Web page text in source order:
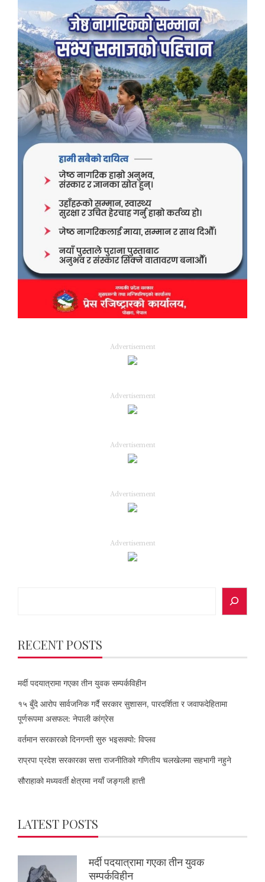
Advertisement
Advertisement
Advertisement
Advertisement
Advertisement
RECENT POSTS
मर्दी पदयात्रामा गएका तीन युवक सम्पर्कविहीन
१५ बुँदे आरोप सार्वजनिक गर्दै सरकार सुशासन, पारदर्शिता र जवाफदेहितामा
पूर्णरूपमा असफल: नेपाली कांग्रेस
वर्तमान सरकारको दिनगन्ती सुरु भइसक्यो: विप्लव
राप्रपा प्रदेश सरकारका सत्ता राजनीतिको गणितीय चलखेलमा सहभागी नहुने
सौराहाको मध्यवर्ती क्षेत्रमा नयाँ जङ्गली हात्ती
LATEST POSTS
मर्दी पदयात्रामा गएका तीन युवक
सम्पर्कविहीन